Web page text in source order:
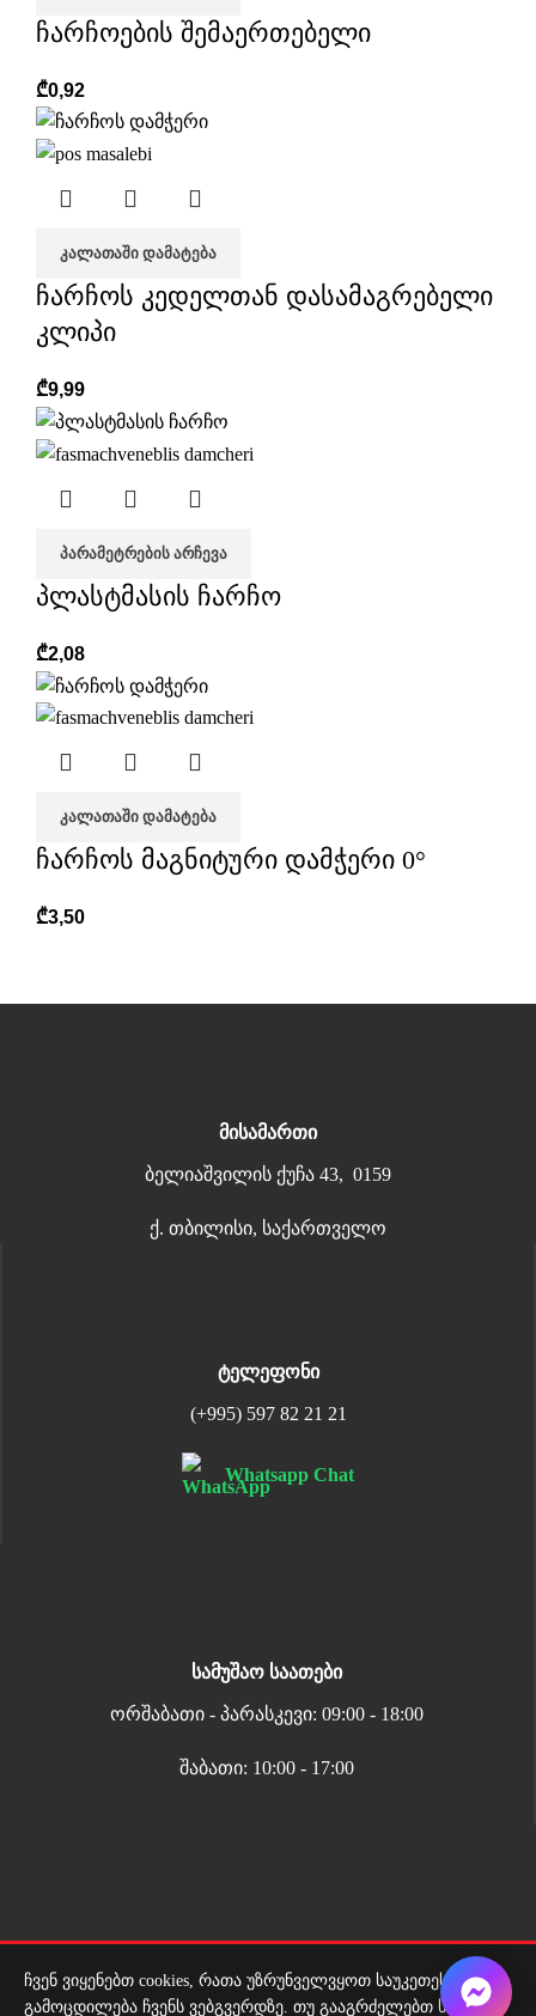
ჩარჩოების შემაერთებელი
₾0,92
ᲙᲐᲚᲐᲗᲐᲨᲘ ᲓᲐᲛᲐᲢᲔᲑᲐ
ჩარჩოს კედელთან დასამაგრებელი
კლიპი
₾9,99
ᲞᲐᲠᲐᲛᲔᲢᲠᲔᲑᲘᲡ ᲐᲠᲩᲔᲕᲐ
პლასტმასის ჩარჩო
₾2,08
ᲙᲐᲚᲐᲗᲐᲨᲘ ᲓᲐᲛᲐᲢᲔᲑᲐ
ჩარჩოს მაგნიტური დამჭერი 0°
₾3,50
მისამართი
ბელიაშვილის ქუჩა 43, 0159
ქ. თბილისი, საქართველო
ტელეფონი
(+995) 597 82 21 21
Whatsapp Chat
სამუშაო საათები
ორშაბათი - პარასკევი: 09:00 - 18:00
შაბათი: 10:00 - 17:00
ადგილზე მიტანის სერვისი ყველგან საქართველოში
ჩვენ ვიყენებთ cookies, რათა უზრუნველვყოთ საუკეთესო
გამოცდილება ჩვენს ვებგვერდზე. თუ გააგრძელებთ საიტის